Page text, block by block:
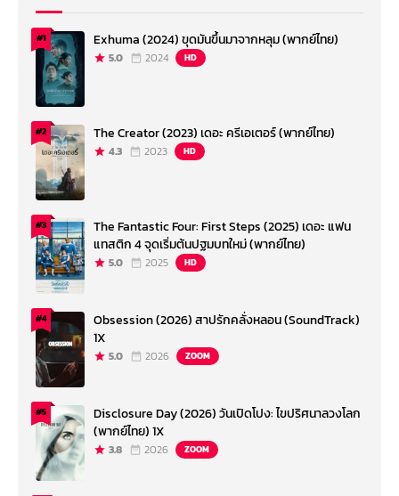
#1 Exhuma (2024) ขุดมันขึ้นมาจากหลุม (พากย์ไทย)
5.0 2024 HD
#2 The Creator (2023) เดอะ ครีเอเตอร์ (พากย์ไทย)
4.3 2023 HD
#3
The Fantastic Four: First Steps (2025) เดอะ แฟน
แทสติก 4 จุดเริ่มต้นปฐมบทใหม่ (พากย์ไทย)
5.0 2025 HD
#4
Obsession (2026) สาปรักคลั่งหลอน (SoundTrack)
1X
5.0 2026 ZOOM
#5
Disclosure Day (2026) วันเปิดโปง: ไขปริศนาลวงโลก
(พากย์ไทย) 1X
3.8 2026 ZOOM